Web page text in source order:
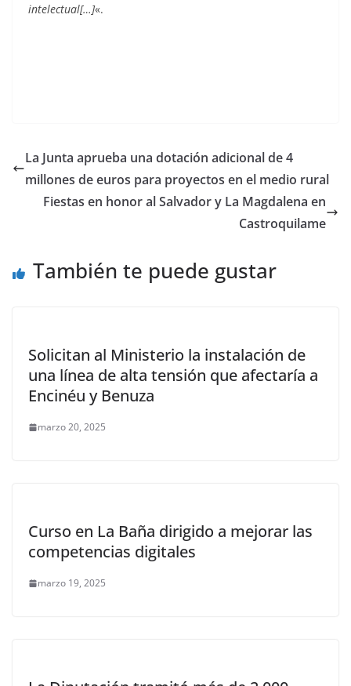
intelectual[…]«.
La Junta aprueba una dotación adicional de 4
millones de euros para proyectos en el medio rural
Fiestas en honor al Salvador y La Magdalena en
Castroquilame
También te puede gustar
Solicitan al Ministerio la instalación de
una línea de alta tensión que afectaría a
Encinéu y Benuza
marzo 20, 2025
Curso en La Baña dirigido a mejorar las
competencias digitales
marzo 19, 2025